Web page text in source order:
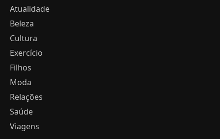
Atualidade
Beleza
Cultura
Exercício
Filhos
Moda
Relações
Saúde
Viagens